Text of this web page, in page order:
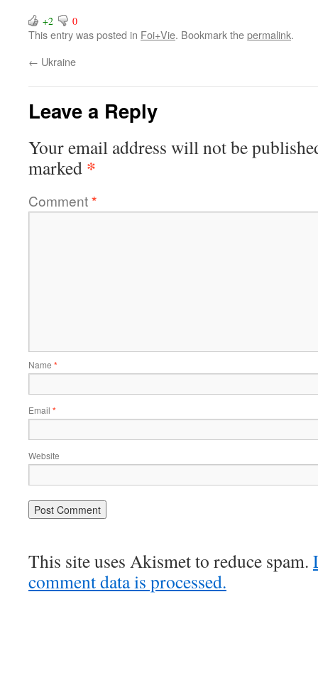
+2 0
This entry was posted in Foi+Vie. Bookmark thepermalink.
← Ukraine
Leave a Reply
Your email address will not be
marked *
Comment*
Name *
Email *
Website
This site uses Akismet to reduce spam.
comment data is processed.